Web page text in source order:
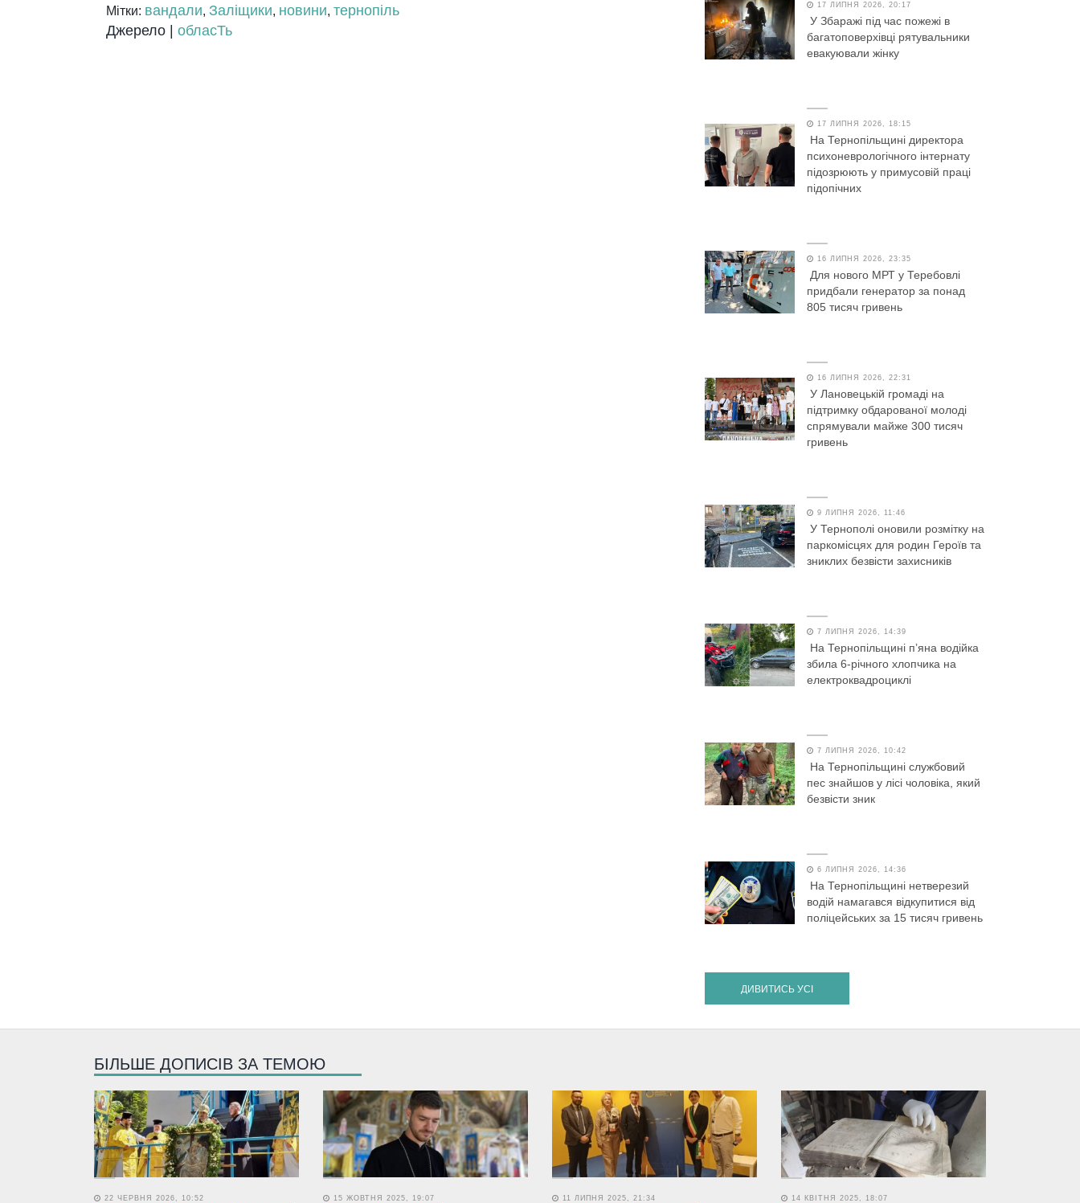
Мітки: вандали, Заліщики, новини, тернопіль
Джерело | обласТь
17 ЛИПНЯ 2026, 20:17
У Збаражі під час пожежі в
багатоповерхівці рятувальники
евакуювали жінку
17 ЛИПНЯ 2026, 18:15
На Тернопільщині директора
психоневрологічного інтернату
підозрюють у примусовій праці
підопічних
16 ЛИПНЯ 2026, 23:35
Для нового МРТ у Теребовлі
придбали генератор за понад
805 тисяч гривень
16 ЛИПНЯ 2026, 22:31
У Лановецькій громаді на
підтримку обдарованої молоді
спрямували майже 300 тисяч
гривень
9 ЛИПНЯ 2026, 11:46
У Тернополі оновили розмітку на
паркомісцях для родин Героїв та
зниклих безвісти захисників
7 ЛИПНЯ 2026, 14:39
На Тернопільщині п’яна водійка
збила 6-річного хлопчика на
електроквадроциклі
7 ЛИПНЯ 2026, 10:42
На Тернопільщині службовий
пес знайшов у лісі чоловіка, який
безвісти зник
6 ЛИПНЯ 2026, 14:36
На Тернопільщині нетверезий
водій намагався відкупитися від
поліцейських за 15 тисяч гривень
ДИВИТИСЬ УСІ
БІЛЬШЕ ДОПИСІВ ЗА ТЕМОЮ
22 ЧЕРВНЯ 2026, 10:52 15 ЖОВТНЯ 2025, 19:07 11 ЛИПНЯ 2025, 21:34 14 КВІТНЯ 2025, 18:07